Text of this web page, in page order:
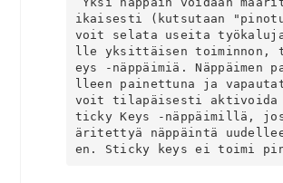
ikaisesti (kutsutaan
voit selata useita työkaluja
lle yksittäisen toiminnon,
eys -näppäimiä.
lleen painettuna ja
voit tilapäisesti aktivoida
ticky Keys -näppäimillä,
äritettyä näppäintä
en. Sticky keys ei toimi